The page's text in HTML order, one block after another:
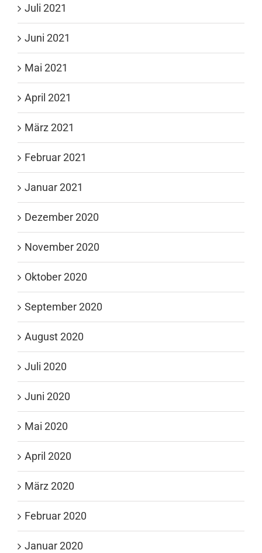
Juli 2021
Juni 2021
Mai 2021
April 2021
März 2021
Februar 2021
Januar 2021
Dezember 2020
November 2020
Oktober 2020
September 2020
August 2020
Juli 2020
Juni 2020
Mai 2020
April 2020
März 2020
Februar 2020
Januar 2020